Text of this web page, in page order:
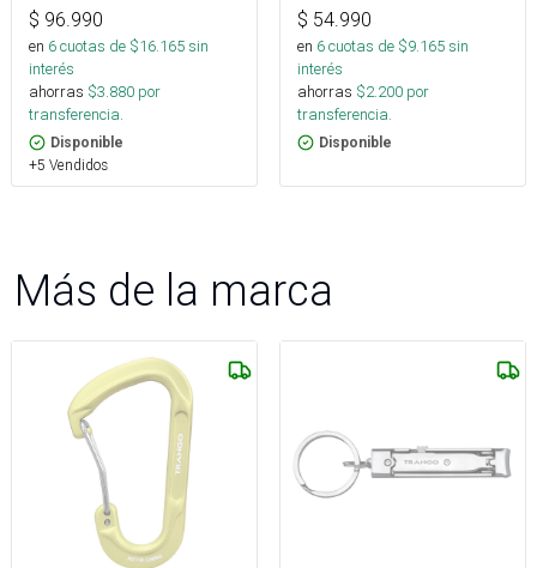
$ 96.990
en 6cuotas de $16.165sin
interés
ahorras $3.880 por
transferencia.
Disponible
+5 Vendidos
$ 54.990
en 6cuotas de $9.165sin
interés
ahorras $2.200 por
transferencia.
Disponible
Más de la marca